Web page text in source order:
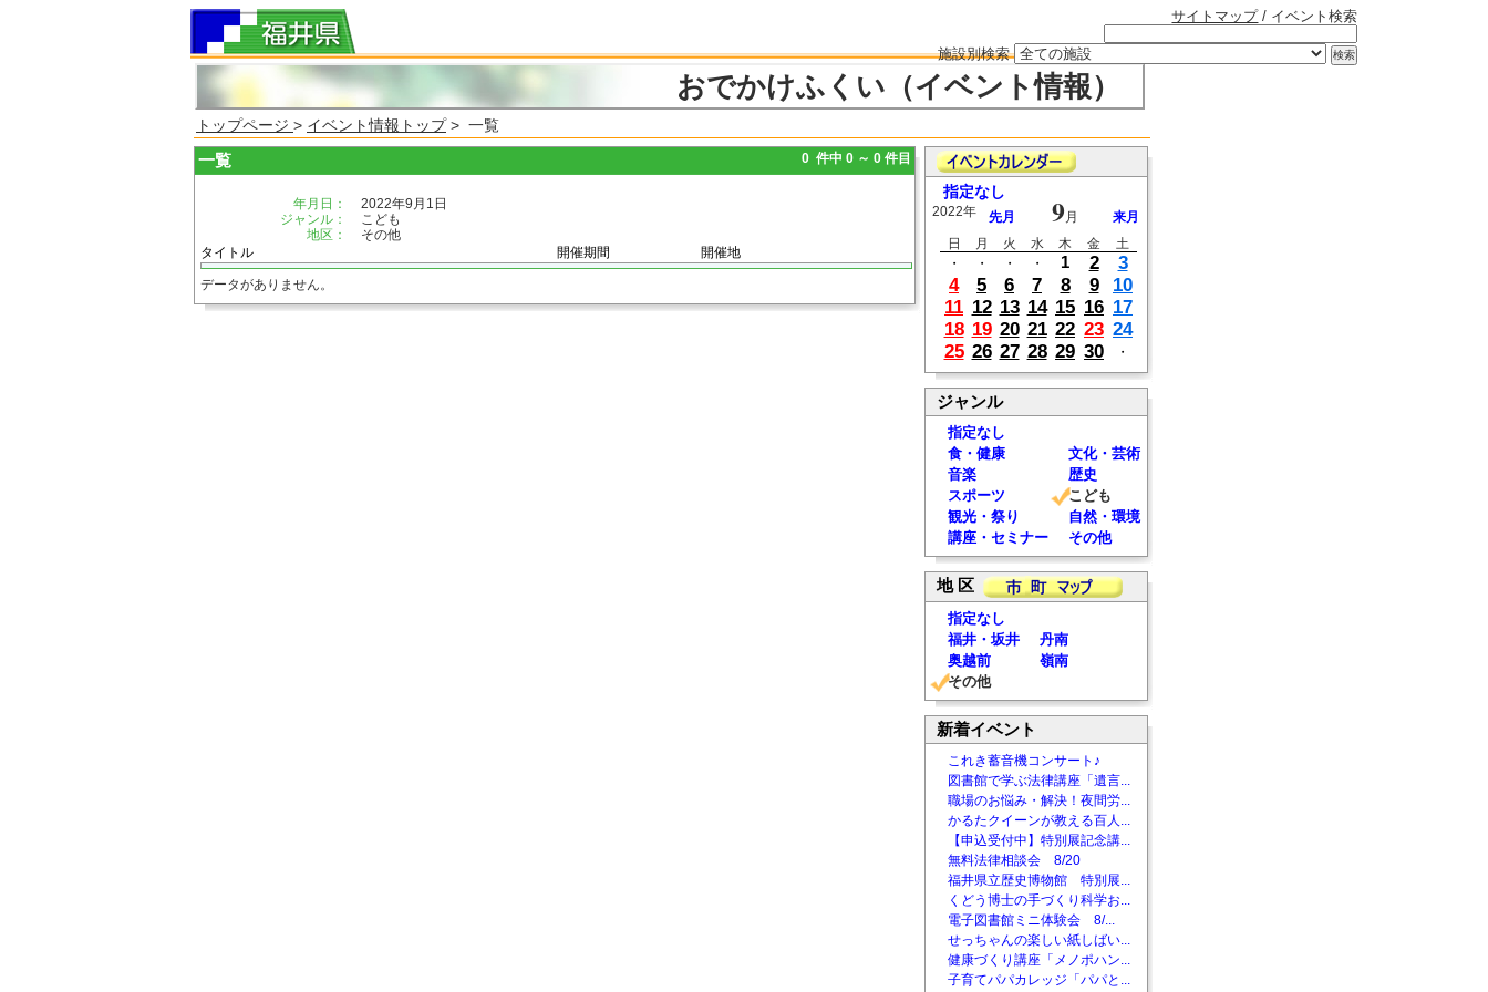
サイトマップ/ イベント検索
施設別検索
おでかけふくい（イベント情報）
トップページ > イベント情報トップ> 一覧
一覧 0 件中 0 ～ 0 件目
年月日：
2022年9月1日
ジャンル：
こども
地区：
その他
タイトル
開催期間 開催地
データがありません。
指定なし
2022年 先月 9月
来月
日
月 火 水 木 金
土
・
・ ・ ・ 1 2
3
4
5 6 7 8 9
10
11 12 13 14 15 16 17
18 19 20 21 22 23 24
25 26 27 28 29 30 ・
ジャンル
指定なし
食・健康
文化・芸術
音楽
歴史
スポーツ
こども
観光・祭り
自然・環境
講座・セミナー
その他
地 区
指定なし
福井・坂井
丹南
奥越前
嶺南
その他
新着イベント
これき蓄音機コンサート♪
図書館で学ぶ法律講座「遺言...
職場のお悩み・解決！夜間労...
かるたクイーンが教える百人...
【申込受付中】特別展記念講...
無料法律相談会 8/20
福井県立歴史博物館 特別展...
くどう博士の手づくり科学お...
電子図書館ミニ体験会 8/...
せっちゃんの楽しい紙しばい...
健康づくり講座「メノポハン...
子育てパパカレッジ「パパと...